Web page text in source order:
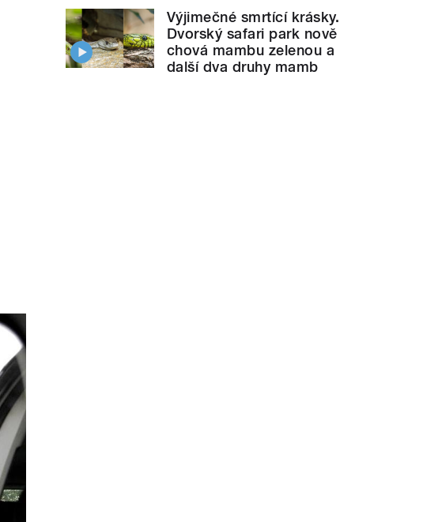
Výjimečné smrtící krásky.
Dvorský safari park nově
chová mambu zelenou a
další dva druhy mamb